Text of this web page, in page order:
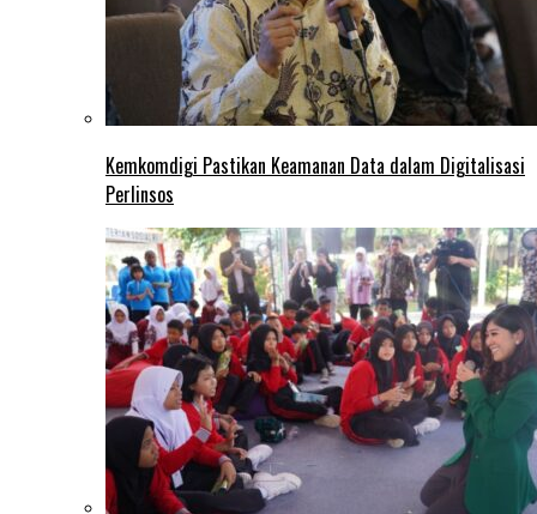
Kemkomdigi Pastikan Keamanan Data dalam Digitalisasi
Perlinsos